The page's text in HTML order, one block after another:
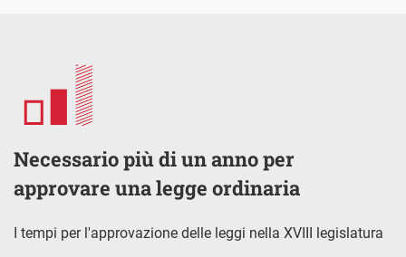
Necessario più di un anno per
approvare una legge ordinaria
I tempi per l'approvazione delle leggi nella XVIII legislatura